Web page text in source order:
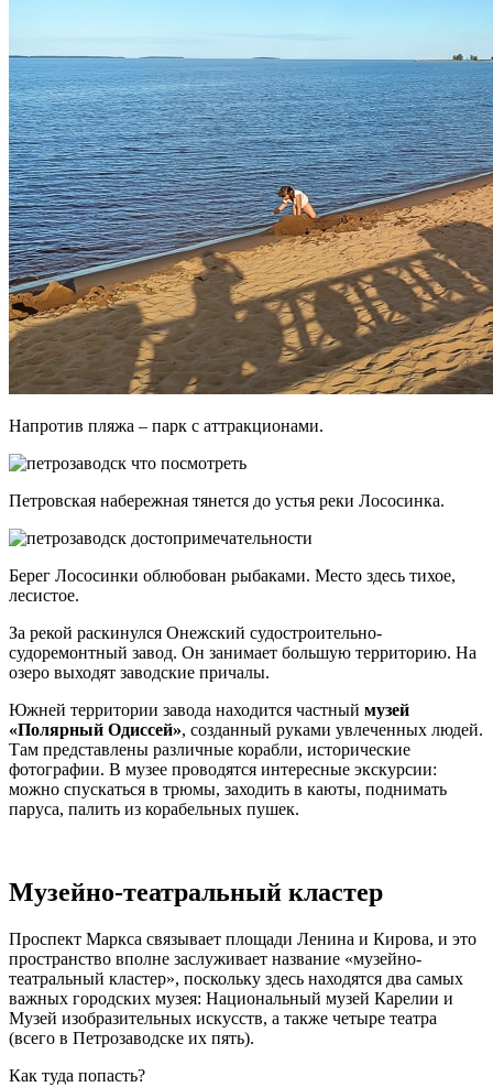
Напротив пляжа – парк с аттракционами.
Петровская набережная тянется до устья реки Лососинка.
Берег Лососинки облюбован рыбаками. Место здесь тихое,
лесистое.
За рекой раскинулся Онежский судостроительно-
судоремонтный завод. Он занимает большую территорию. На
озеро выходят заводские причалы.
Южней территории завода находится частный музей
«Полярный Одиссей», созданный руками увлеченных людей.
Там представлены различные корабли, исторические
фотографии. В музее проводятся интересные экскурсии:
можно спускаться в трюмы, заходить в каюты, поднимать
паруса, палить из корабельных пушек.
Музейно-театральный кластер
Проспект Маркса связывает площади Ленина и Кирова, и это
пространство вполне заслуживает название «музейно-
театральный кластер», поскольку здесь находятся два самых
важных городских музея: Национальный музей Карелии и
Музей изобразительных искусств, а также четыре театра
(всего в Петрозаводске их пять).
Как туда попасть?